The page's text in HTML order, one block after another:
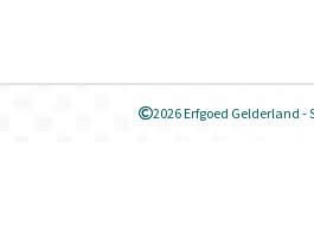
2026 Erfgoed Gelderland